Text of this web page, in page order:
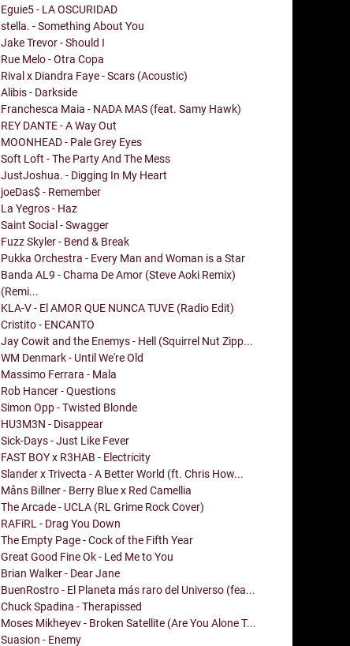
Eguie5 - LA OSCURIDAD
stella. - Something About You
Jake Trevor - Should I
Rue Melo - Otra Copa
Rival x Diandra Faye - Scars (Acoustic)
Alibis - Darkside
Franchesca Maia - NADA MAS (feat. Samy Hawk)
REY DANTE - A Way Out
MOONHEAD - Pale Grey Eyes
Soft Loft - The Party And The Mess
JustJoshua. - Digging In My Heart
joeDas$ - Remember
La Yegros - Haz
Saint Social - Swagger
Fuzz Skyler - Bend & Break
Pukka Orchestra - Every Man and Woman is a Star
Banda AL9 - Chama De Amor (Steve Aoki Remix)
(Remi...
KLA-V - El AMOR QUE NUNCA TUVE (Radio Edit)
Cristito - ENCANTO
Jay Cowit and the Enemys - Hell (Squirrel Nut Zipp...
WM Denmark - Until We're Old
Massimo Ferrara - Mala
Rob Hancer - Questions
Simon Opp - Twisted Blonde
HU3M3N - Disappear
Sick-Days - Just Like Fever
FAST BOY x R3HAB - Electricity
Slander x Trivecta - A Better World (ft. Chris How...
Måns Billner - Berry Blue x Red Camellia
The Arcade - UCLA (RL Grime Rock Cover)
RAFiRL - Drag You Down
The Empty Page - Cock of the Fifth Year
Great Good Fine Ok - Led Me to You
Brian Walker - Dear Jane
BuenRostro - El Planeta más raro del Universo (fea...
Chuck Spadina - Therapissed
Moses Mikheyev - Broken Satellite (Are You Alone T...
Suasion - Enemy